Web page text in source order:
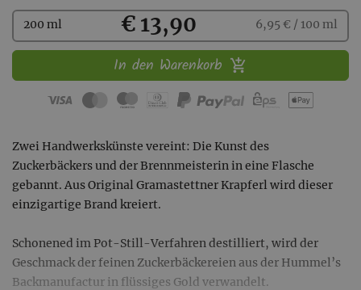
Kaufen
200 ml € 13,90 6,95 € / 100 ml
In den Warenkorb
Zwei Handwerkskünste vereint: Die Kunst des
Zuckerbäckers und der Brennmeisterin in eine Flasche
gebannt. Aus Original Gramastettner Krapferl wird dieser
einzigartige Brand kreiert.
Schonened im Pot-Still-Verfahren destilliert, wird der
Geschmack der feinen Zuckerbäckereien aus der Hummel’s
Backmanufactur in flüssiges Gold verwandelt.